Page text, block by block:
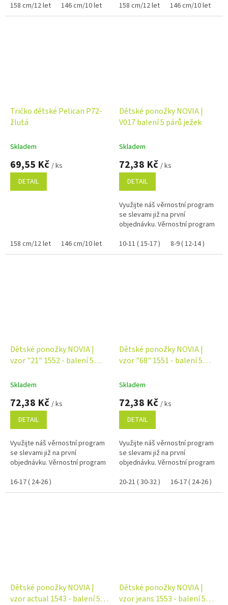
158 cm/12 let 146 cm/10 let 122 cm/6 let 134 cm/8 let 110
158 cm/12 let 146 cm/10 let
Tričko dětské Pelican P72-
žlutá
Skladem
69,55 Kč / ks
DETAIL
158 cm/12 let 146 cm/10 let 122 cm/6 let 134 cm/8 let
Dětské ponožky NOVIA |
V017 balení 5 párů ježek
Skladem
72,38 Kč / ks
DETAIL
Využijte náš věrnostní program
se slevami již na první
objednávku. Věrnostní program
10-11 ( 15-17 )
8-9 ( 12-14 )
Dětské ponožky NOVIA |
vzor "21" 1552 - balení 5
Skladem
72,38 Kč / ks
DETAIL
Využijte náš věrnostní program
se slevami již na první
objednávku. Věrnostní program
16-17 ( 24-26 )
Dětské ponožky NOVIA |
vzor "68" 1551 - balení 5
Skladem
72,38 Kč / ks
DETAIL
Využijte náš věrnostní program
se slevami již na první
objednávku. Věrnostní program
20-21 ( 30-32 )
16-17 ( 24-26 )
Dětské ponožky NOVIA |
vzor actual 1543 - balení 5
Dětské ponožky NOVIA |
vzor jeans 1553 - balení 5